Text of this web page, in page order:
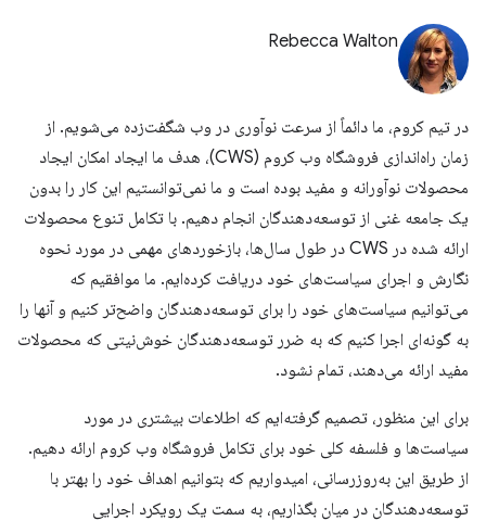
Rebecca Walton
در تیم کروم، ما دائماً از سرعت نوآوری در وب شگفت‌زده می‌شویم. از
زمان راه‌اندازی فروشگاه وب کروم (CWS)، هدف ما ایجاد امکان ایجاد
محصولات نوآورانه و مفید بوده است و ما نمی‌توانستیم این کار را بدون
یک جامعه غنی از توسعه‌دهندگان انجام دهیم. با تکامل تنوع محصولات
ارائه شده در CWS در طول سال‌ها، بازخوردهای مهمی در مورد نحوه
نگارش و اجرای سیاست‌های خود دریافت کرده‌ایم. ما موافقیم که
می‌توانیم سیاست‌های خود را برای توسعه‌دهندگان واضح‌تر کنیم و آنها را
به گونه‌ای اجرا کنیم که به ضرر توسعه‌دهندگان خوش‌نیتی که محصولات
مفید ارائه می‌دهند، تمام نشود.
برای این منظور، تصمیم گرفته‌ایم که اطلاعات بیشتری در مورد
سیاست‌ها و فلسفه کلی خود برای تکامل فروشگاه وب کروم ارائه دهیم.
از طریق این به‌روزرسانی، امیدواریم که بتوانیم اهداف خود را بهتر با
توسعه‌دهندگان در میان بگذاریم، به سمت یک رویکرد اجرایی